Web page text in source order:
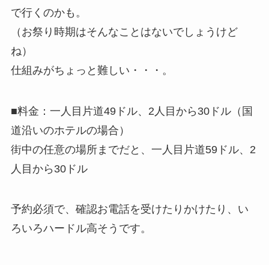
で行くのかも。
（お祭り時期はそんなことはないでしょうけど
ね）
仕組みがちょっと難しい・・・。
■料金：一人目片道49ドル、2人目から30ドル（国
道沿いのホテルの場合）
街中の任意の場所までだと、一人目片道59ドル、2
人目から30ドル
予約必須で、確認お電話を受けたりかけたり、い
ろいろハードル高そうです。